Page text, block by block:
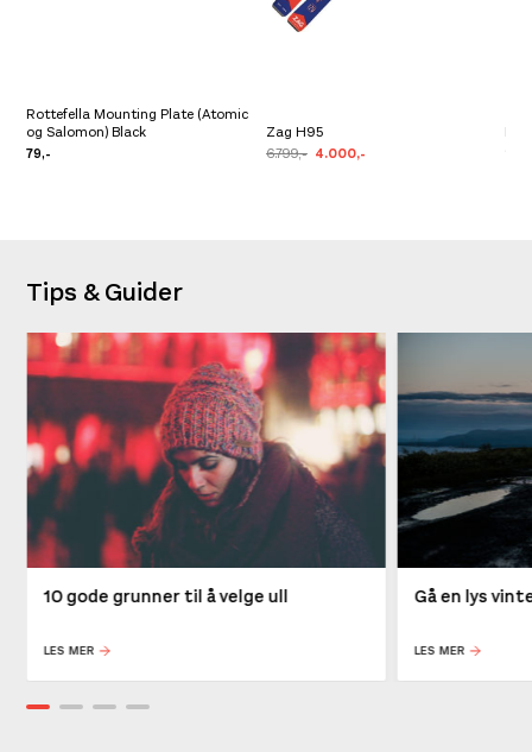
Rottefella Mounting Plate (Atomic
og Salomon) Black
79,-
Zag H95
6.799,- 4.000,-
Tips & Guider
10 gode grunner til å velge ull
LES MER
Gå en lys
LES MER